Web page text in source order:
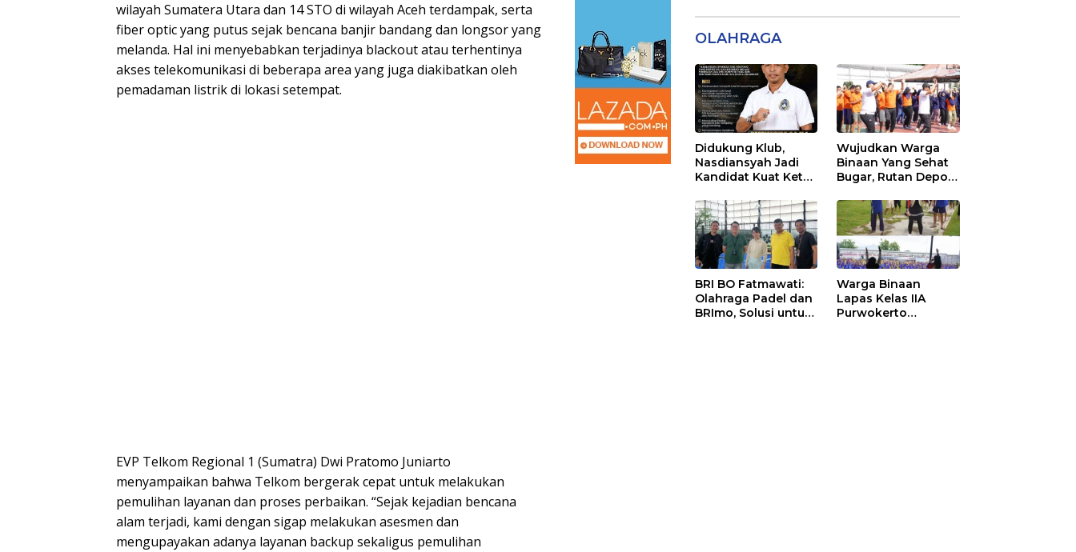
wilayah Sumatera Utara dan 14 STO di wilayah Aceh terdampak, serta
fiber optic yang putus sejak bencana banjir bandang dan longsor yang
melanda. Hal ini menyebabkan terjadinya blackout atau terhentinya
akses telekomunikasi di beberapa area yang juga diakibatkan oleh
pemadaman listrik di lokasi setempat.
EVP Telkom Regional 1 (Sumatra) Dwi Pratomo Juniarto
menyampaikan bahwa Telkom bergerak cepat untuk melakukan
pemulihan layanan dan proses perbaikan. “Sejak kejadian bencana
alam terjadi, kami dengan sigap melakukan asesmen dan
mengupayakan adanya layanan backup sekaligus pemulihan
OLAHRAGA
Didukung Klub,
Nasdiansyah Jadi
Kandidat Kuat Ketua
Wujudkan Warga
Binaan Yang Sehat
Bugar, Rutan Depok
Bersama
BRI BO Fatmawati:
Olahraga Padel dan
BRImo, Solusi untuk
Warga Binaan
Lapas Kelas IIA
Purwokerto